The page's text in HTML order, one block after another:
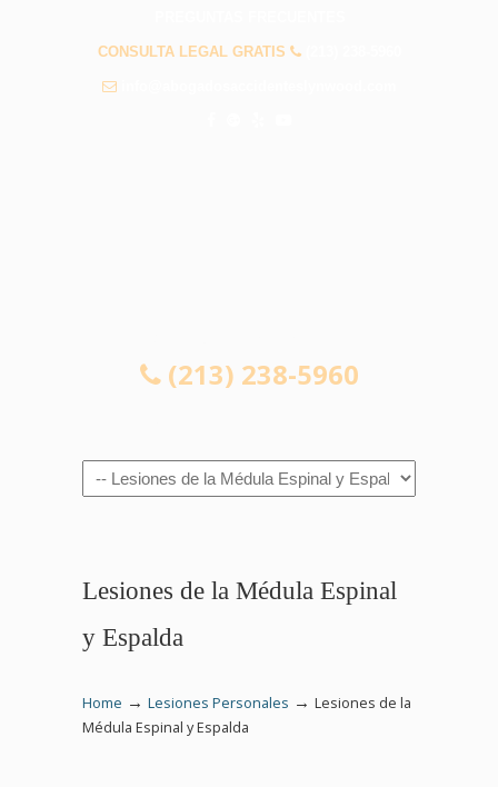
CONSULTA LEGAL GRATIS
(213) 238-5960
Navigation
Lesiones de la Médula Espinal
y Espalda
Home → Lesiones Personales → Lesiones de la
Médula Espinal y Espalda